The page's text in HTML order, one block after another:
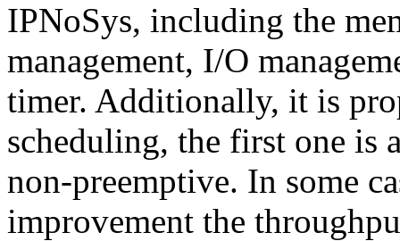
IPNoSys, including the
management, I/O
timer. Additionally, it is
scheduling, the first one is
non-preemptive. In some
improvement the